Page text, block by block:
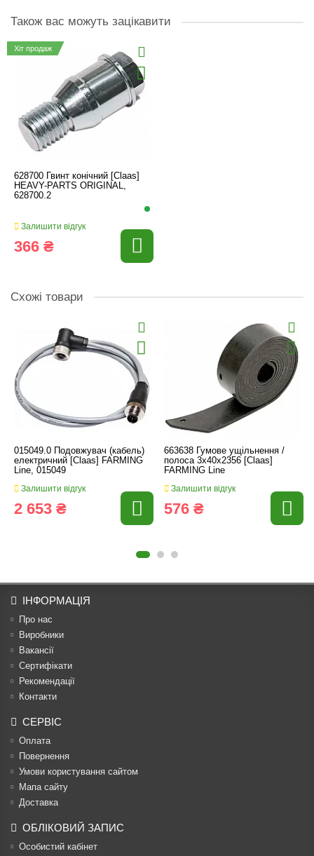
Також вас можуть зацікавити
Хіт продаж
628700 Гвинт конічний [Claas]
HEAVY-PARTS ORIGINAL,
628700.2
Залишити відгук
366 ₴
Схожі товари
015049.0 Подовжувач (кабель)
електричний [Claas] FARMING
Line, 015049
Залишити відгук
2 653 ₴
663638 Гумове ущільнення /
полоса 3x40x2356 [Claas]
FARMING Line
Залишити відгук
576 ₴
ІНФОРМАЦІЯ
Про нас
Виробники
Вакансії
Сертифікати
Рекомендації
Контакти
СЕРВІС
Оплата
Повернення
Умови користування сайтом
Мапа сайту
Доставка
ОБЛІКОВИЙ ЗАПИС
Особистий кабінет